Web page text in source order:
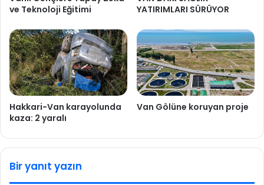
ve Teknoloji Eğitimi
YATIRIMLARI SÜRÜYOR
Hakkari-Van karayolunda
kaza: 2 yaralı
Van Gölüne koruyan proje
Bir yanıt yazın